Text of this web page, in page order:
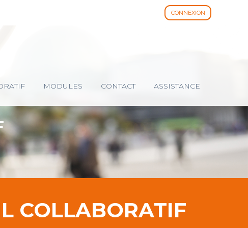
CONNEXION
MODULES CONTACT ASSISTANCE
COLLABORATIF